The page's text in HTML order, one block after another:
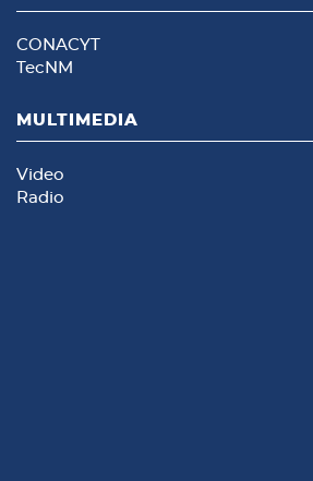
CONACYT
TecNM
MULTIMEDIA
Video
Radio